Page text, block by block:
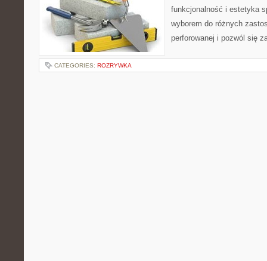
funkcjonalność i estetyka
wyborem do różnych
perforowanej i pozwól się
CATEGORIES: ROZRYWKA